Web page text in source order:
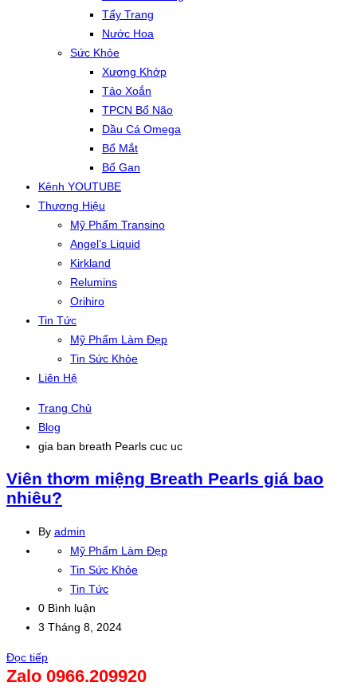
Tẩy Trang
Nước Hoa
Sức Khỏe
Xương Khớp
Tảo Xoắn
TPCN Bổ Não
Dầu Cá Omega
Bổ Mắt
Bổ Gan
Kênh YOUTUBE
Thương Hiệu
Mỹ Phẩm Transino
Angel’s Liquid
Kirkland
Relumins
Orihiro
Tin Tức
Mỹ Phẩm Làm Đẹp
Tin Sức Khỏe
Liên Hệ
Trang Chủ
Blog
gia ban breath Pearls cuc uc
Viên thơm miệng Breath Pearls giá bao
nhiêu?
By admin
Mỹ Phẩm Làm Đẹp
Tin Sức Khỏe
Tin Tức
0 Bình luận
3 Tháng 8, 2024
Đọc tiếp
Zalo 0966.209920